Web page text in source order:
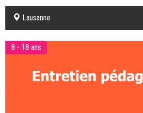
Lausanne
8 - 18 ans